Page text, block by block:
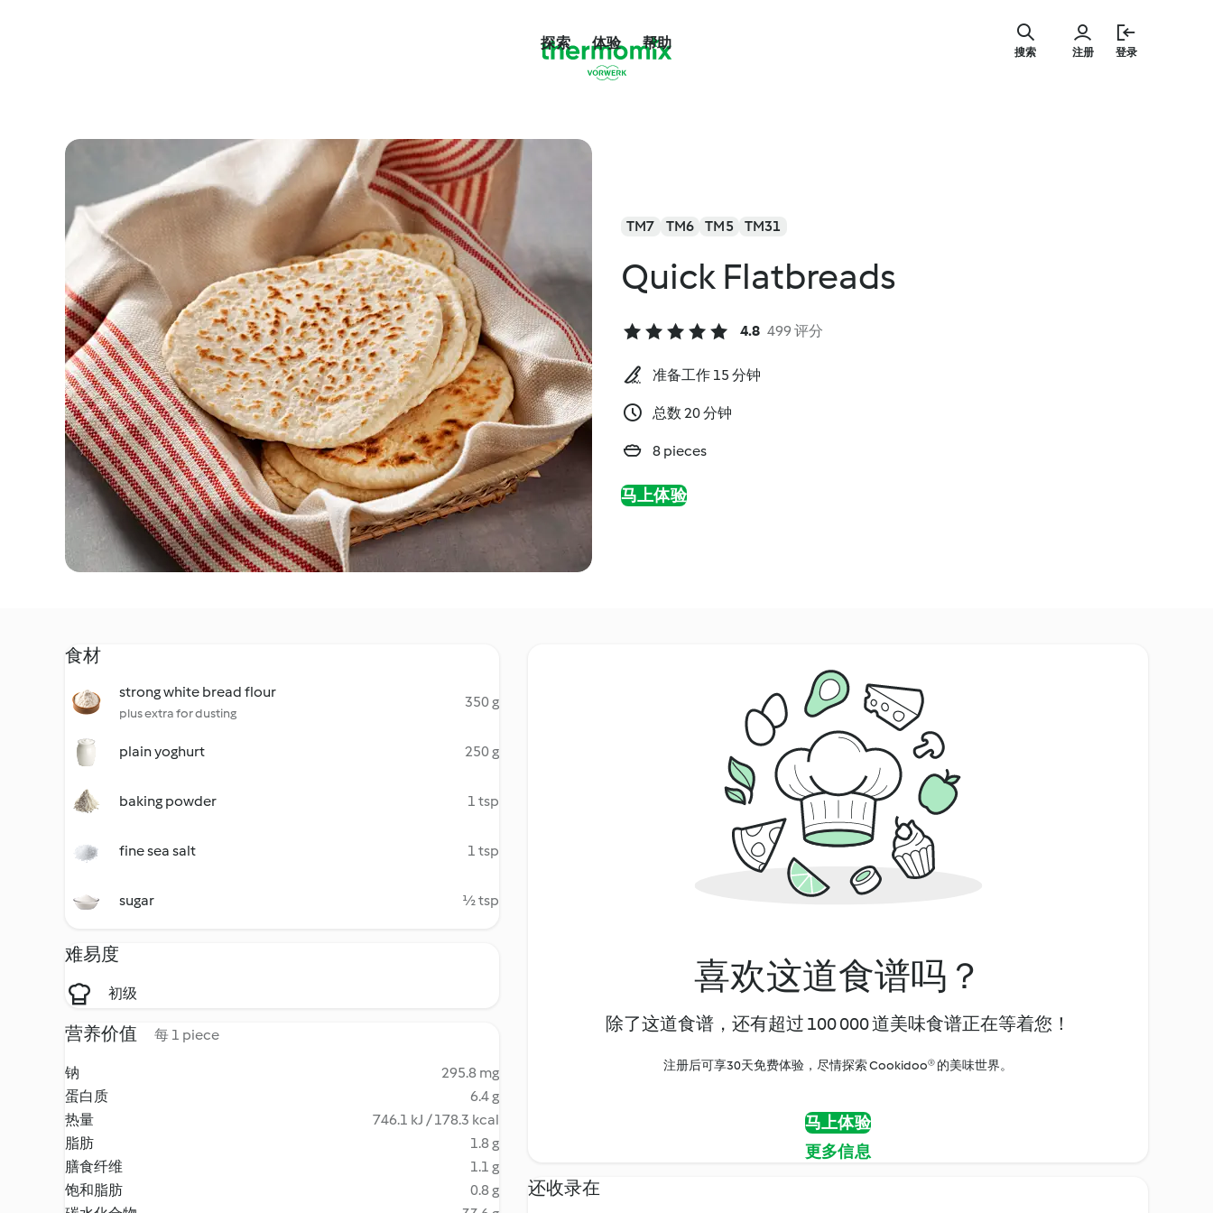
探索 体验 帮助
注册 登录
搜索
TM7 TM6 TM5 TM31
Quick Flatbreads
4.8 499 评分
准备工作 15 分钟
总数 20 分钟
8 pieces
马上体验
食材
strong white bread flour
plus extra for dusting
350 g
plain yoghurt 250 g
baking powder 1 tsp
fine sea salt 1 tsp
sugar ½ tsp
难易度
初级
营养价值 每 1 piece
钠
295.8 mg
蛋白质
6.4 g
热量
746.1 kJ / 178.3 kcal
脂肪
1.8 g
膳食纤维
1.1 g
饱和脂肪
0.8 g
喜欢这道食谱吗？
除了这道食谱，还有超过 100 000 道美味食谱正在等着您！
注册后可享30天免费体验，尽情探索 Cookidoo® 的美味世界。
马上体验
更多信息
还收录在